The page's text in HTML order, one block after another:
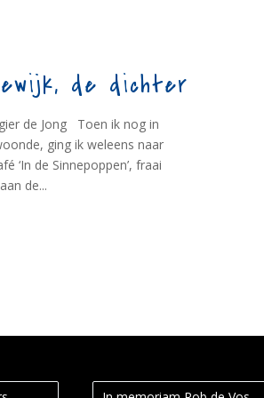
de dichter
de Jong Toen ik nog in
ging ik weleens naar
‘In de Sinnepoppen’, fraai
de...